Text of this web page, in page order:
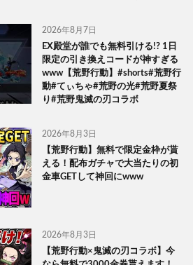
2026年8月7日
EX殿堂が誰でも無料引ける!? 1日
限定の引き換えコードが神すぎる
www【荒野行動】#shorts#荒野行
動#てぃちゃ#荒野の光#荒野夏祭
り#荒野鬼滅の刃コラボ
2026年8月3日
【荒野行動】無料で限定金枠が貰
える！配布ガチャで大当たりの初
金車GETして神回にwww
2026年8月3日
【荒野行動×鬼滅の刃コラボ】今